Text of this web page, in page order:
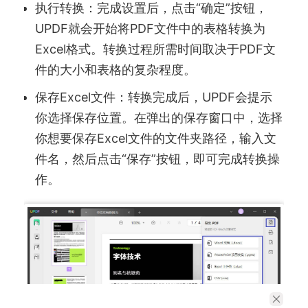
执行转换：完成设置后，点击“确定”按钮，
UPDF就会开始将PDF文件中的表格转换为
Excel格式。转换过程所需时间取决于PDF文
件的大小和表格的复杂程度。
保存Excel文件：转换完成后，UPDF会提示
你选择保存位置。在弹出的保存窗口中，选择
你想要保存Excel文件的文件夹路径，输入文
件名，然后点击“保存”按钮，即可完成转换操
作。